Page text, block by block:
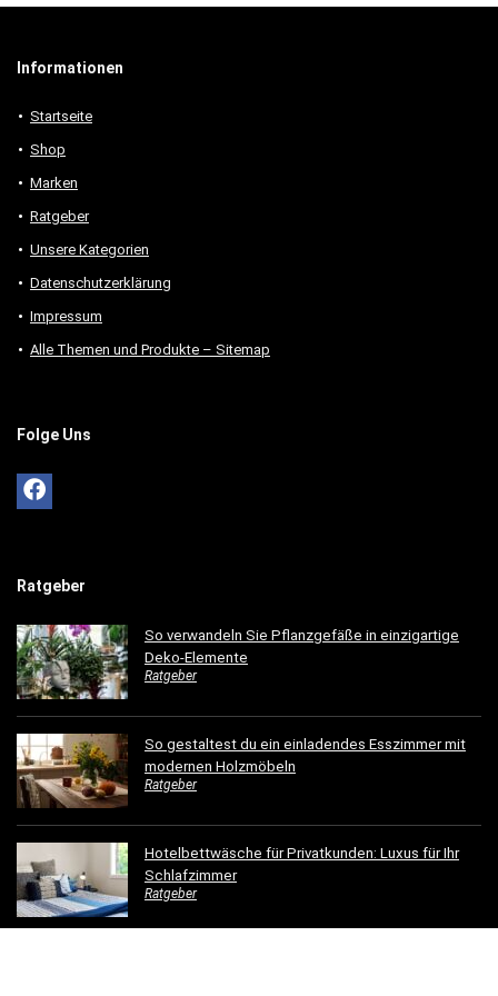
Informationen
Startseite
Shop
Marken
Ratgeber
Unsere Kategorien
Datenschutzerklärung
Impressum
Alle Themen und Produkte – Sitemap
Folge Uns
Ratgeber
So verwandeln Sie Pflanzgefäße in einzigartige
Deko-Elemente
Ratgeber
So gestaltest du ein einladendes Esszimmer mit
modernen Holzmöbeln
Ratgeber
Hotelbettwäsche für Privatkunden: Luxus für Ihr
Schlafzimmer
Ratgeber